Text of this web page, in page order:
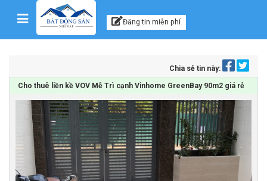
Skip to content Kênh thông tin, tư vấn
Đăng tin miễn phí
Chia sẻ tin này:
Cho thuê liền kề VOV Mễ Trì cạnh Vinhome GreenBay 90m2 giá rẻ